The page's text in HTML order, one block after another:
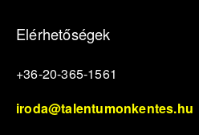
Elérhetőségek
+36-20-365-1561
iroda@talentumonkentes.hu